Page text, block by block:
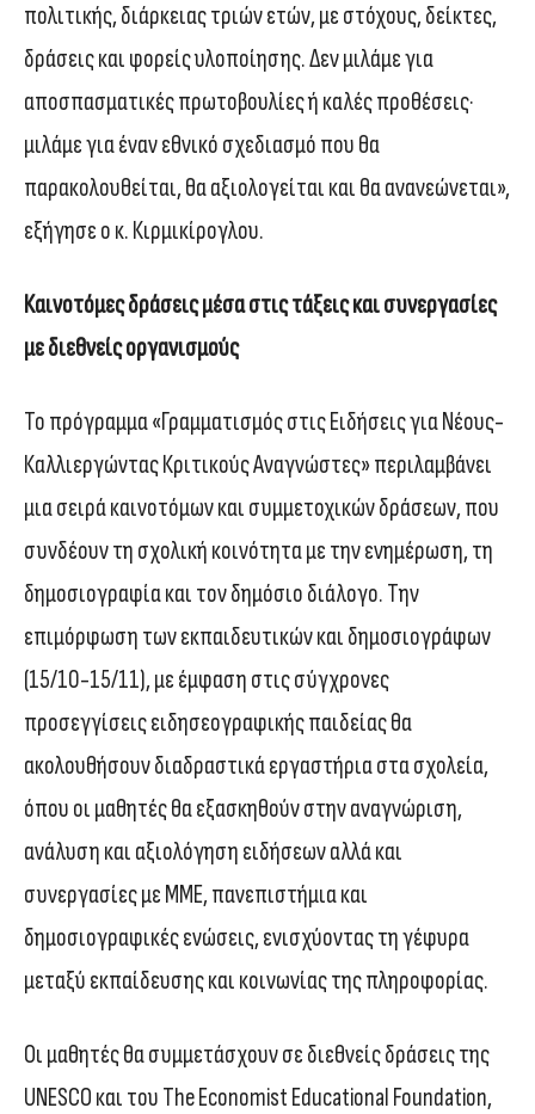
πολιτικής, διάρκειας τριών ετών, με στόχους, δείκτες,
δράσεις και φορείς υλοποίησης. Δεν μιλάμε για
αποσπασματικές πρωτοβουλίες ή καλές προθέσεις·
μιλάμε για έναν εθνικό σχεδιασμό που θα
παρακολουθείται, θα αξιολογείται και θα ανανεώνεται»,
εξήγησε ο κ. Κιρμικίρογλου.
Καινοτόμες δράσεις μέσα στις τάξεις και συνεργασίες
με διεθνείς οργανισμούς
Το πρόγραμμα «Γραμματισμός στις Ειδήσεις για Νέους-
Καλλιεργώντας Κριτικούς Αναγνώστες» περιλαμβάνει
μια σειρά καινοτόμων και συμμετοχικών δράσεων, που
συνδέουν τη σχολική κοινότητα με την ενημέρωση, τη
δημοσιογραφία και τον δημόσιο διάλογο. Την
επιμόρφωση των εκπαιδευτικών και δημοσιογράφων
(15/10-15/11), με έμφαση στις σύγχρονες
προσεγγίσεις ειδησεογραφικής παιδείας θα
ακολουθήσουν διαδραστικά εργαστήρια στα σχολεία,
όπου οι μαθητές θα εξασκηθούν στην αναγνώριση,
ανάλυση και αξιολόγηση ειδήσεων αλλά και
συνεργασίες με ΜΜΕ, πανεπιστήμια και
δημοσιογραφικές ενώσεις, ενισχύοντας τη γέφυρα
μεταξύ εκπαίδευσης και κοινωνίας της πληροφορίας.
Οι μαθητές θα συμμετάσχουν σε διεθνείς δράσεις της
UNESCO και του The Economist Educational Foundation,